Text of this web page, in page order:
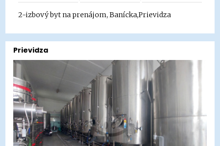
2-izbový byt na prenájom, Banícka,Prievidza
Prievidza